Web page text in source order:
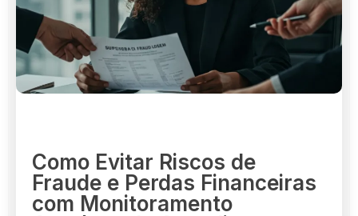
Como Evitar Riscos de
Fraude e Perdas Financeiras
com Monitoramento